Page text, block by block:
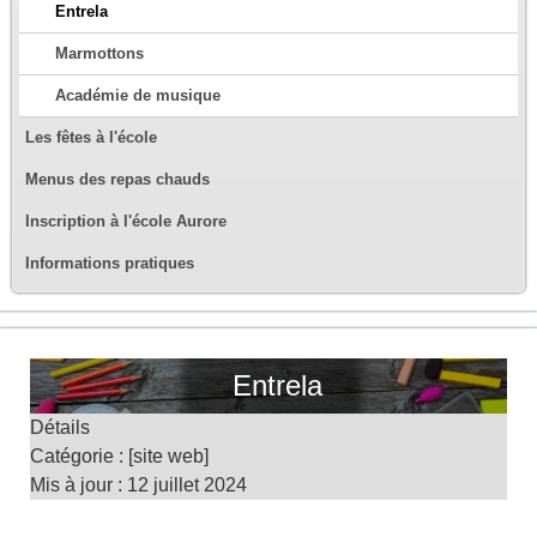
Entrela
Marmottons
Académie de musique
Les fêtes à l'école
Menus des repas chauds
Inscription à l'école Aurore
Informations pratiques
Entrela
Détails
Catégorie : [site web]
Mis à jour : 12 juillet 2024